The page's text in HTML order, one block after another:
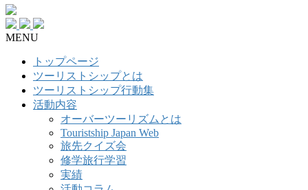
MENU
トップページ
ツーリストシップとは
ツーリストシップ行動集
活動内容
オーバーツーリズムとは
Touristship Japan Web
旅先クイズ会
修学旅行学習
実績